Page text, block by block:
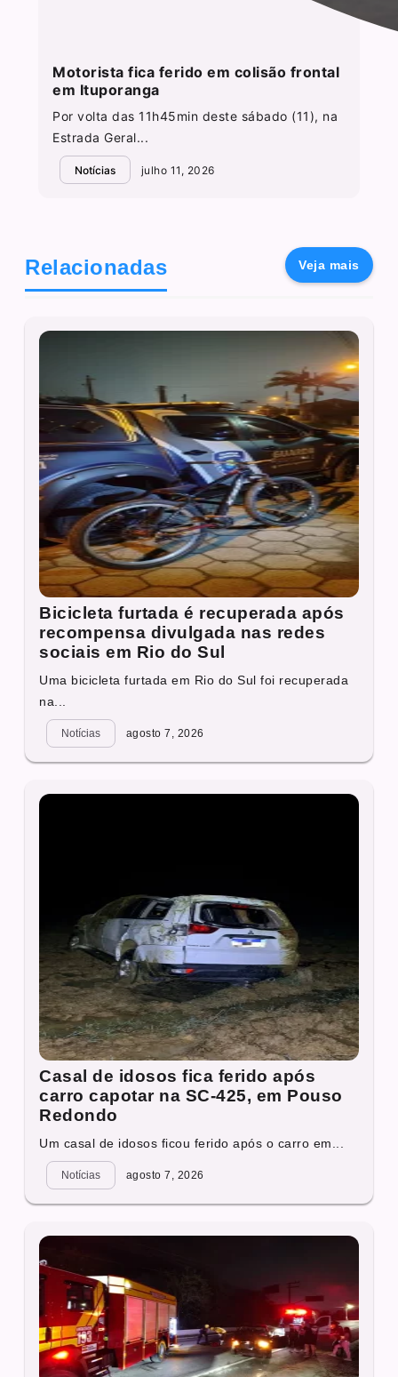
Motorista fica ferido em colisão frontal
em Ituporanga
Por volta das 11h45min deste sábado (11), na
Estrada Geral...
Notícias julho 11, 2026
Relacionadas Veja mais
Bicicleta furtada é recuperada após
recompensa divulgada nas redes
sociais em Rio do Sul
Uma bicicleta furtada em Rio do Sul foi recuperada
na...
Notícias agosto 7, 2026
Casal de idosos fica ferido após
carro capotar na SC-425, em Pouso
Redondo
Um casal de idosos ficou ferido após o carro em...
Notícias agosto 7, 2026